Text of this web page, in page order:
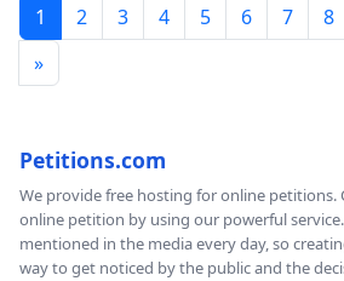
1 2 3 4 5 6 7 8
»
Petitions.com
We provide free hosting for online petitions.
online petition by using our powerful
mentioned in the media every day, so
way to get noticed by the public and the